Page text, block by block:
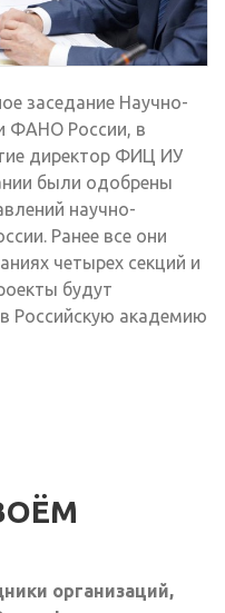
заседание Научно-
ФАНО России, в
директор ФИЦ ИУ
были одобрены
научно-
Ранее все они
четырех секций и
будут
Российскую академию
организаций,